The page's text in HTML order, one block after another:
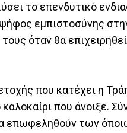
το επενδυτικό
εμπιστοσύνης
τους όταν θα
που κατέχει η
που άνοιξε.
επωφεληθούν των